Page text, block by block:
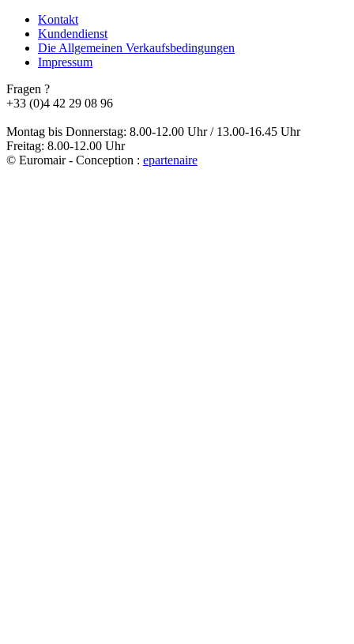
Kontakt
Kundendienst
Die Allgemeinen Verkaufsbedingungen
Impressum
Fragen ?
+33 (0)4 42 29 08 96
Montag bis Donnerstag: 8.00-12.00 Uhr / 13.00-16.45 Uhr
Freitag: 8.00-12.00 Uhr
© Euromair - Conception : epartenaire